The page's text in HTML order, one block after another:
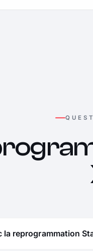
la reprogrammation